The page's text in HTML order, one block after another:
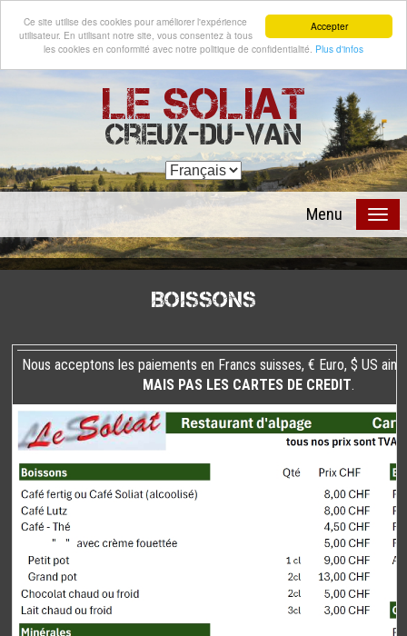
Accepter
Ce site utilise des cookies pour améliorer l'expérience
utilisateur. En utilisant notre site, vous consentez à tous
les cookies en conformité avec notre politique de confidentialité. Plus d'infos
Le Soliat
Creux-du-Van
Menu
Boissons
Nous acceptons les paiements en Francs suisses, € Euro, $ US
MAIS PAS LES CARTES DE CREDIT.